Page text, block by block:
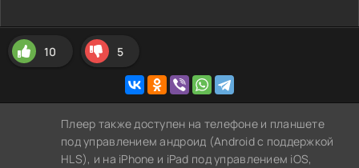
10 5
Плеер также доступен на телефоне и планшете
под управлением андроид (Android с поддержкой
HLS), и на iPhone и iPad под управлением iOS,